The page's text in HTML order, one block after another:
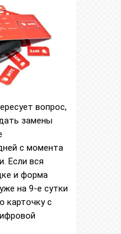
вопрос,
замены
с момента
Если вся
и форма
на 9-е сутки
карточку с